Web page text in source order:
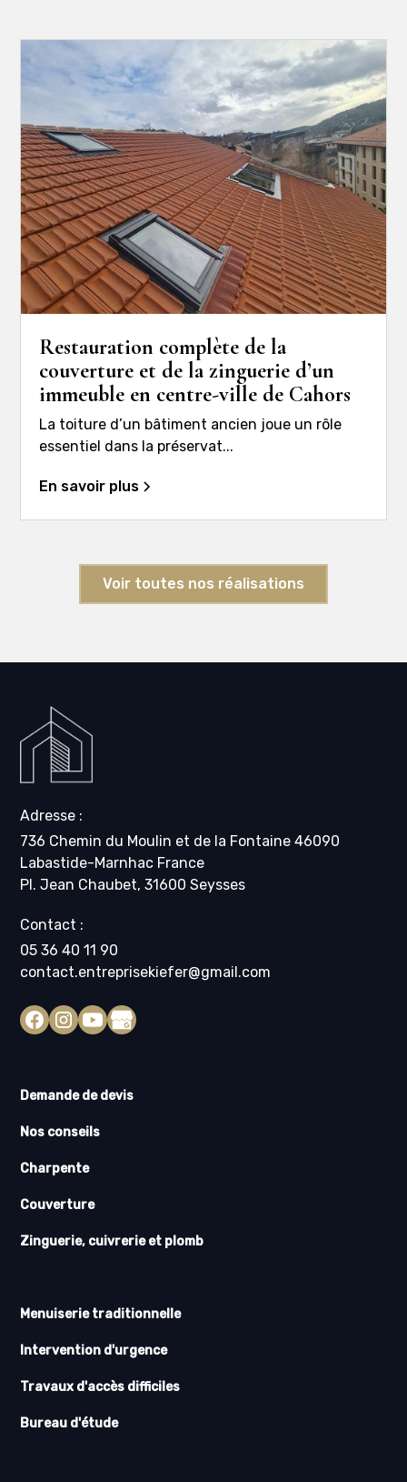
Restauration complète de la
couverture et de la zinguerie d’un
immeuble en centre-ville de Cahors
La toiture d’un bâtiment ancien joue un rôle
essentiel dans la préservat...
En savoir plus
Voir toutes nos réalisations
Adresse :
736 Chemin du Moulin et de la Fontaine 46090
Labastide-Marnhac France
Pl. Jean Chaubet, 31600 Seysses
Contact :
05 36 40 11 90
contact.entreprisekiefer@gmail.com
Demande de devis
Nos conseils
Charpente
Couverture
Zinguerie, cuivrerie et plomb
Menuiserie traditionnelle
Intervention d'urgence
Travaux d'accès difficiles
Bureau d'étude